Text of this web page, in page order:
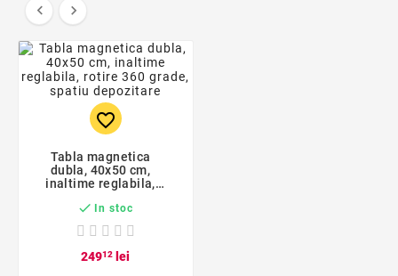
 
favorite_border
Tabla magnetica
dubla, 40x50 cm,
inaltime reglabila,
spatiu depozitare
 In stoc
24912 lei